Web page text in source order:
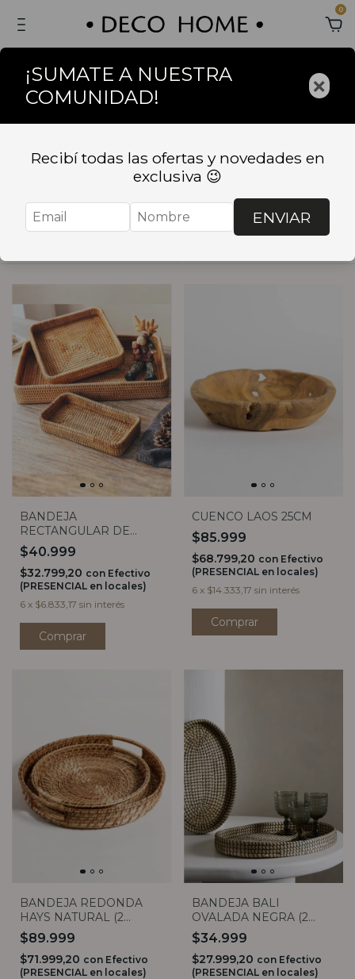
0
Inicio . DECORACION . BANDEJAS Y CENTROS DE MESA
BANDEJAS Y
CENTROS DE MESA
BANDEJA
RECTANGULAR DE
RATTAN GIANNA (3
MEDIDAS)
$40.999
$32.799,20 con Efectivo
(PRESENCIAL en locales)
6 x $6.833,17 sin interés
Comprar
CUENCO LAOS 25CM
$85.999
$68.799,20 con Efectivo
(PRESENCIAL en locales)
6 x $14.333,17 sin interés
BANDEJA REDONDA
HAYS NATURAL (2
TAMAÑOS)
$89.999
$71.999,20 con Efectivo
(PRESENCIAL en locales)
BANDEJA BALI
OVALADA NEGRA (2
TAMAÑOS)
$34.999
$27.999,20 con Efectivo
(PRESENCIAL en locales)
¡SUMATE A NUESTRA
COMUNIDAD!
×
Recibí todas las ofertas y novedades en
exclusiva 😉
ENVIAR